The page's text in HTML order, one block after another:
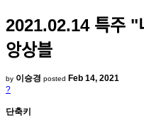
2021.02.14 특주
앙상블
by 이승경 posted Feb 14, 2021
?
단축키